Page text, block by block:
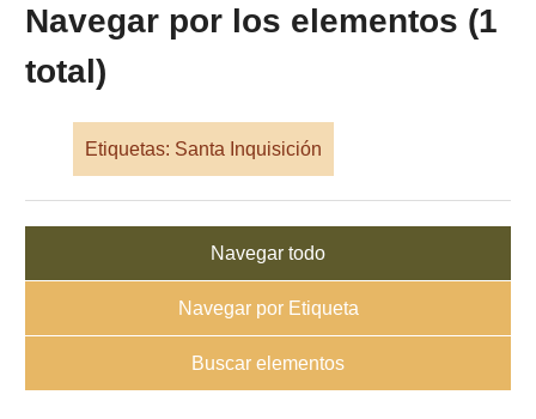
Navegar por los elementos (1
total)
Etiquetas: Santa Inquisición
Navegar todo
Navegar por Etiqueta
Buscar elementos